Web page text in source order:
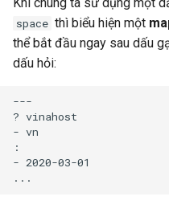
space thì biểu hiện một
thể bắt đầu ngay sau dấu
dấu hỏi:
---
? vinahost
- vn
:
- 2020-03-01